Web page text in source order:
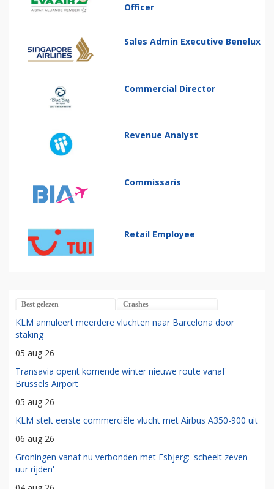
Officer
Sales Admin Executive Benelux
Commercial Director
Revenue Analyst
Commissaris
Retail Employee
Best gelezen Crashes
KLM annuleert meerdere vluchten naar Barcelona door
staking
05 aug 26
Transavia opent komende winter nieuwe route vanaf
Brussels Airport
05 aug 26
KLM stelt eerste commerciële vlucht met Airbus A350-900 uit
06 aug 26
Groningen vanaf nu verbonden met Esbjerg: 'scheelt zeven
uur rijden'